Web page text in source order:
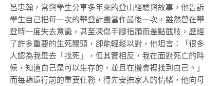
呂忠翰，常與學生分享多年來的登山經驗與故事，他告訴
學生自己把每一次的攀登計畫當作最後一次，雖然曾在攀
登時一度失去意識，甚至凍傷手腳指頭而差點截肢，歷經
了許多重要的生死關頭，卻能輕鬆以對，他坦言：「很多
人認為我是去「找死」，但其實相反，我在面對死亡的時
候，知道自己是可以生存的，並且在機會裡找到自己。」
而每趟遠行前的重要任務，得先安撫家人的情緒，他向母